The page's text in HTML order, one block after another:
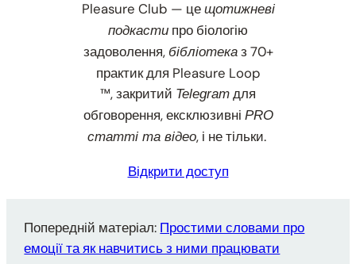
Pleasure Club — це щотижневі
подкасти про біологію
задоволення, бібліотеказ 70+
практик для Pleasure Loop
™, закритий Telegram для
обговорення, ексклюзивні PRO
статті та відео, і не тільки.
Відкрити доступ
Попередній матеріал: Простими словами про
емоції та як навчитись з ними працювати